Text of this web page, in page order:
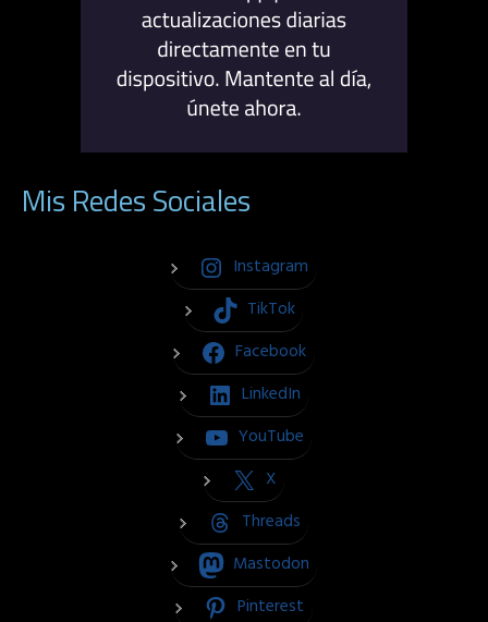
Mis Redes Sociales
Instagram
TikTok
Facebook
LinkedIn
YouTube
X
Threads
Mastodon
Pinterest